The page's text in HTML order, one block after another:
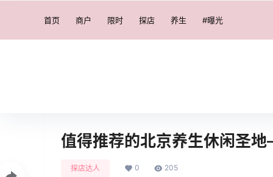
首页 商户 限时 探店 养生 #曝光
值得推荐的北京养生休闲圣
探店达人 0 205